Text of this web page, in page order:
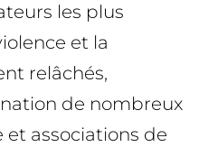
les plus
et la
relâchés,
de nombreux
associations de